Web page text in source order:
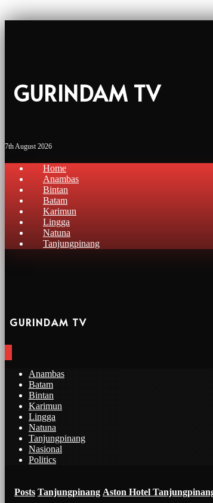
GURINDAM TV
7th August 2026
Home
Anambas
Bintan
Batam
Karimun
Lingga
Natuna
Tanjungpinang
GURINDAM TV
Anambas
Batam
Bintan
Karimun
Lingga
Natuna
Tanjungpinang
Nasional
Politics
Posts Tanjungpinang Aston Hotel